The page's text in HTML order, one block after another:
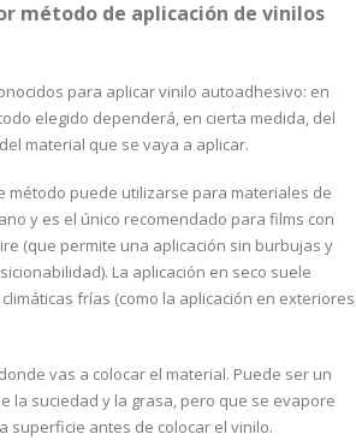
método de aplicación de vinilos
para aplicar vinilo autoadhesivo: en
elegido dependerá, en cierta medida, del
material que se vaya a aplicar.
método puede utilizarse para materiales de
y es el único recomendado para films con
(que permite una aplicación sin burbujas y
La aplicación en seco suele
frías (como la aplicación en exteriores
vas a colocar el material. Puede ser un
la suciedad y la grasa, pero que se evapore
superficie antes de colocar el vinilo.